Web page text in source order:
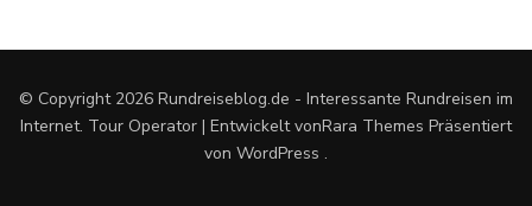
© Copyright 2026 Rundreiseblog.de - Interessante Rundreisen im
Internet. Tour Operator | Entwickelt vonRara Themes Präsentiert
von WordPress .